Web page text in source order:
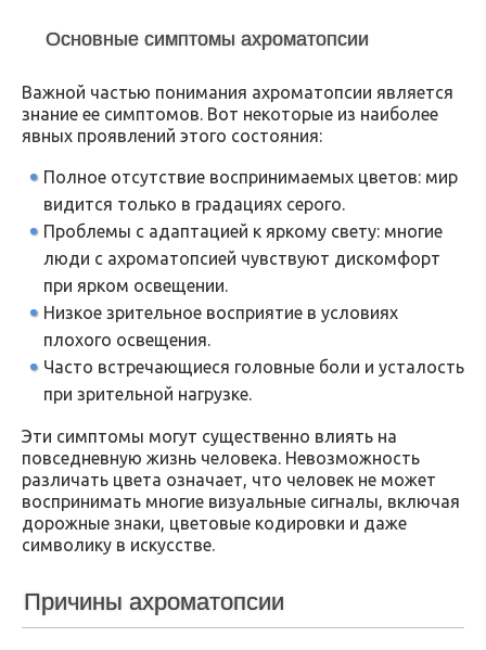
Основные симптомы ахроматопсии
Важной частью понимания ахроматопсии является
знание ее симптомов. Вот некоторые из наиболее
явных проявлений этого состояния:
Полное отсутствие воспринимаемых цветов: мир
видится только в градациях серого.
Проблемы с адаптацией к яркому свету: многие
люди с ахроматопсией чувствуют дискомфорт
при ярком освещении.
Низкое зрительное восприятие в условиях
плохого освещения.
Часто встречающиеся головные боли и усталость
при зрительной нагрузке.
Эти симптомы могут существенно влиять на
повседневную жизнь человека. Невозможность
различать цвета означает, что человек не может
воспринимать многие визуальные сигналы, включая
дорожные знаки, цветовые кодировки и даже
символику в искусстве.
Причины ахроматопсии